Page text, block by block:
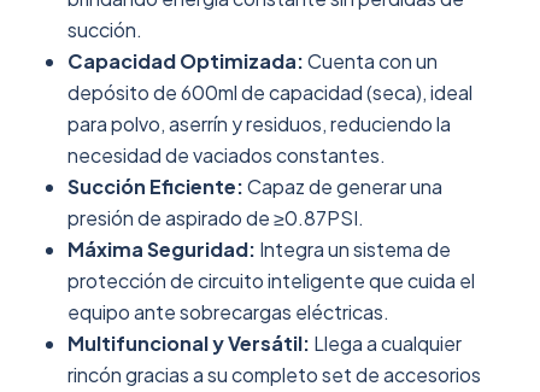
succión.
Capacidad Optimizada:Cuenta con un
depósito de 600ml de capacidad (seca), ideal
para polvo, aserrín y residuos, reduciendo la
necesidad de vaciados constantes.
Succión Eficiente:Capaz de generar una
presión de aspirado de ≥0.87PSI.
Máxima Seguridad: Integra un sistema de
protección de circuito inteligente que cuida el
equipo ante sobrecargas eléctricas.
Multifuncional y Versátil: Llega a cualquier
rincón gracias a su completo set de accesorios